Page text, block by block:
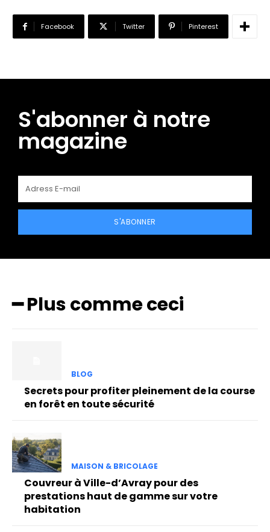
Facebook Twitter Pinterest
S'abonner à notre
magazine
S'ABONNER
━ Plus comme ceci
BLOG
Secrets pour profiter pleinement de la course
en forêt en toute sécurité
MAISON & BRICOLAGE
Couvreur à Ville-d’Avray pour des
prestations haut de gamme sur votre
habitation